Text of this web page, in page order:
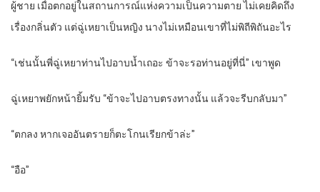
ผู้ชาย เมื่อตกอยู่ในสถานการณ์แห่งความเป็นความตาย ไม่เคยคิดถึง
เรื่องกลิ่นตัว แต่ฉู่เหยาเป็นหญิง นางไม่เหมือนเขาที่ไม่พิถีพิถันอะไร
“เช่นนั้นพี่ฉู่เหยาท่านไปอาบน้ำเถอะ ข้าจะรอท่านอยู่ที่นี่” เขาพูด
ฉู่เหยาพยักหน้ายิ้มรับ “ข้าจะไปอาบตรงทางนั้น แล้วจะรีบกลับมา”
“ตกลง หากเจออันตรายก็ตะโกนเรียกข้าล่ะ”
“อือ”